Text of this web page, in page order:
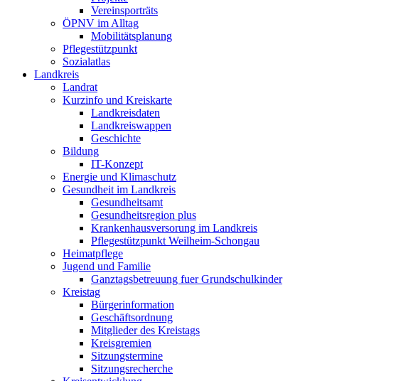
Vereinsporträts
ÖPNV im Alltag
Mobilitätsplanung
Pflegestützpunkt
Sozialatlas
Landkreis
Landrat
Kurzinfo und Kreiskarte
Landkreisdaten
Landkreiswappen
Geschichte
Bildung
IT-Konzept
Energie und Klimaschutz
Gesundheit im Landkreis
Gesundheitsamt
Gesundheitsregion plus
Krankenhausversorung im Landkreis
Pflegestützpunkt Weilheim-Schongau
Heimatpflege
Jugend und Familie
Ganztagsbetreuung fuer Grundschulkinder
Kreistag
Bürgerinformation
Geschäftsordnung
Mitglieder des Kreistags
Kreisgremien
Sitzungstermine
Sitzungsrecherche